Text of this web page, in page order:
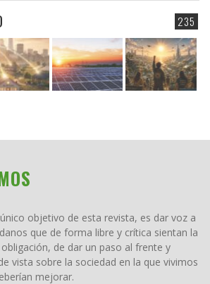
235
objetivo de esta revista, es dar voz a
que de forma libre y crítica sientan la
de dar un paso al frente y
vista sobre la sociedad en la que vivimos
mejorar.